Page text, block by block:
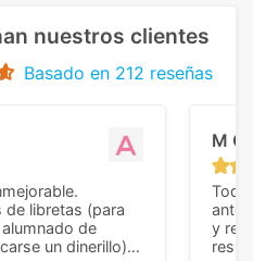
nuestros clientes
Basado en 212 reseñas
libretas (para
de
un dinerillo) y
M C
Todo
y